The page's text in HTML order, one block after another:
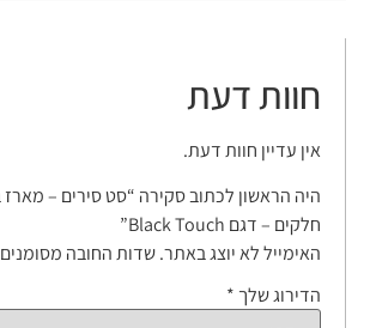
חוות דעת
אין עדיין חוות דעת.
חלקים – דגם Black Touch”
האימייל לא יוצג באתר.שדות החובה מסומנים
הדירוג שלך *